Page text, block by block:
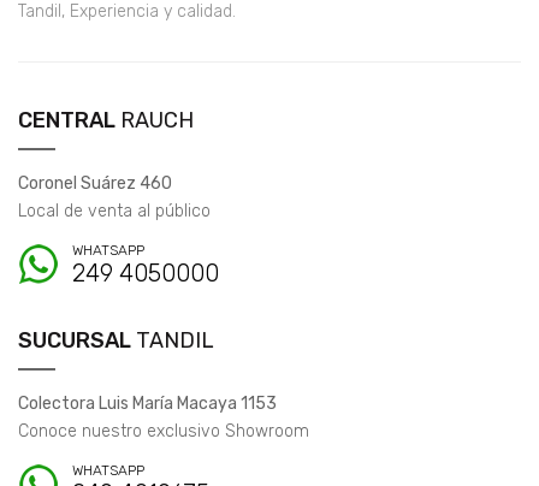
Tandil, Experiencia y calidad.
CENTRAL RAUCH
Coronel Suárez 460
Local de venta al público
WHATSAPP
249 4050000
SUCURSAL TANDIL
Colectora Luis María Macaya 1153
Conoce nuestro exclusivo Showroom
WHATSAPP